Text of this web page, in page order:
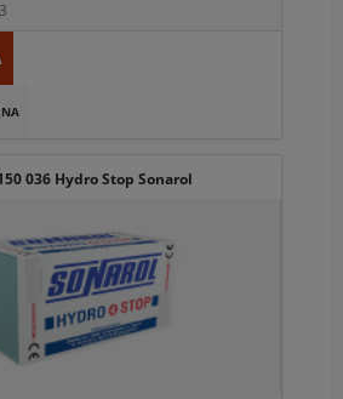
036 Hydro Stop Sonarol